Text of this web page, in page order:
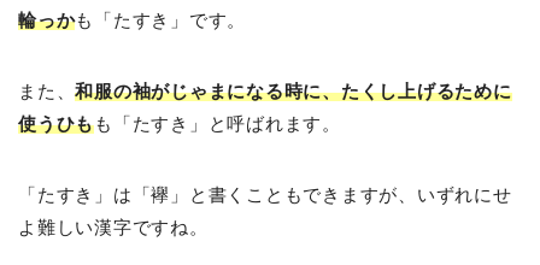
輪っかも「たすき」です。
また、和服の袖がじゃまになる時に、たくし上げるために
使うひもも「たすき」と呼ばれます。
「たすき」は「襷」と書くこともできますが、いずれにせ
よ難しい漢字ですね。